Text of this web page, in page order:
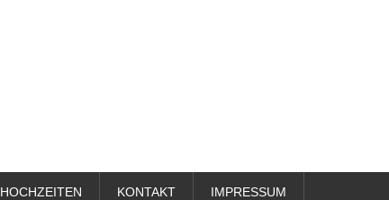
HOCHZEITEN KONTAKT IMPRESSUM